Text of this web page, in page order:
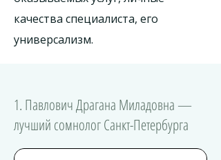
качества специалиста, его
универсализм.
1. Павлович Драгана Миладовна —
лучший сомнолог Санкт-Петербурга